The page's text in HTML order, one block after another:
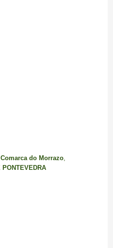
Comarca do Morrazo,
PONTEVEDRA